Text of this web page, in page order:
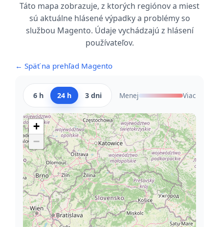
Táto mapa zobrazuje, z ktorých regiónov a miest
sú aktuálne hlásené výpadky a problémy so
službou Magento. Údaje vychádzajú z hlásení
používateľov.
← Späť na prehľad Magento
6 h 24 h 3 dni Menej Viac
+
−